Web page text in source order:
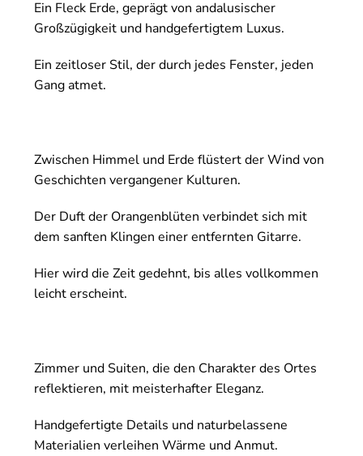
Ein Fleck Erde, geprägt von andalusischer
Großzügigkeit und handgefertigtem Luxus.
Ein zeitloser Stil, der durch jedes Fenster, jeden
Gang atmet.
Zwischen Himmel und Erde flüstert der Wind von
Geschichten vergangener Kulturen.
Der Duft der Orangenblüten verbindet sich mit
dem sanften Klingen einer entfernten Gitarre.
Hier wird die Zeit gedehnt, bis alles vollkommen
leicht erscheint.
Zimmer und Suiten, die den Charakter des Ortes
reflektieren, mit meisterhafter Eleganz.
Handgefertigte Details und naturbelassene
Materialien verleihen Wärme und Anmut.